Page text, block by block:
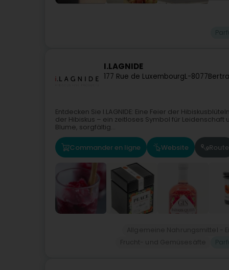
I.LAGNIDE
177 Rue de LuxembourgL-8077
Entdecken Sie I.LAGNIDE: Eine Feier der
der Hibiskus – ein zeitloses Symbol für Leidenschaft
Blume, sorgfältig...
Commander en ligne Website Route